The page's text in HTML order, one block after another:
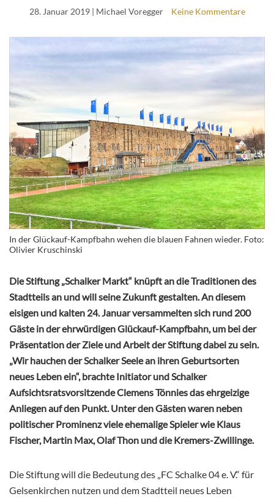
28. Januar 2019| Michael Voregger Keine Kommentare
In der Glückauf-Kampfbahn wehen die blauen Fahnen wieder. Foto:
Olivier Kruschinski
Die Stiftung „Schalker Markt“ knüpft an die Traditionen des
Stadtteils an und will seine Zukunft gestalten. An diesem
eisigen und kalten 24. Januar versammelten sich rund 200
Gäste in der ehrwürdigen Glückauf-Kampfbahn, um bei der
Präsentation der Ziele und Arbeit der Stiftung dabei zu sein.
„Wir hauchen der Schalker Seele an ihren Geburtsorten
neues Leben ein“, brachte Initiator und Schalker
Aufsichtsratsvorsitzende Clemens Tönnies das ehrgeizige
Anliegen auf den Punkt. Unter den Gästen waren neben
politischer Prominenz viele ehemalige Spieler wie Klaus
Fischer, Martin Max, Olaf Thon und die Kremers-Zwillinge.
Die Stiftung will die Bedeutung des „FC Schalke 04 e. V.“ für
Gelsenkirchen nutzen und dem Stadtteil neues Leben